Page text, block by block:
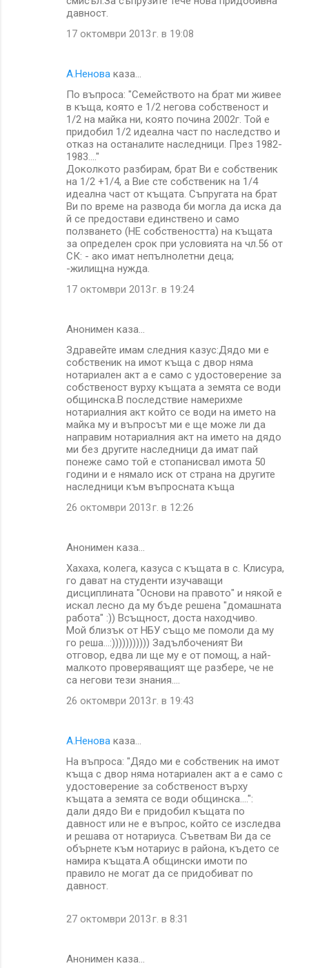
давност.
17 октомври 2013 г. в 19:08
А.Ненова каза…
По въпроса: "Семейството на брат ми живее
в къща, която е 1/2 негова собственост и
1/2 на майка ни, която почина 2002г. Той е
придобил 1/2 идеална част по наследство и
отказ на останалите наследници. През 1982-
1983...."
Доколкото разбирам, брат Ви е собственик
на 1/2 +1/4, а Вие сте собственик на 1/4
идеална част от къщата. Съпругата на брат
Ви по време на развода би могла да иска да
й се предостави единствено и само
ползването (НЕ собствеността) на къщата
за определен срок при условията на чл.56 от
СК: - ако имат непълнолетни деца;
-жилищна нужда.
17 октомври 2013 г. в 19:24
Анонимен каза…
Здравейте имам следния казус:Дядо ми е
собственик на имот къща с двор няма
нотариален акт а е само с удостоверение за
собственост вурху къщата а земята се води
общинска.В последствие намерихме
нотариалния акт който се води на името на
майка му и въпросът ми е ще може ли да
направим нотариалния акт на името на дядо
ми без другите наследници да имат пай
понеже само той е стопанисвал имота 50
години и е нямало иск от страна на другите
наследници към въпросната къща
26 октомври 2013 г. в 12:26
Анонимен каза…
Хахаха, колега, казуса с къщата в с. Клисура,
го дават на студенти изучаващи
дисциплината "Основи на правото" и някой е
искал лесно да му бъде решена "домашната
работа" :)) Всъщност, доста находчиво.
Мой близък от НБУ също ме помоли да му
го реша...:))))))))))) Задълбоченият Ви
отговор, едва ли ще му е от помощ, а най-
малкото проверяващият ще разбере, че не
са негови тези знания....
26 октомври 2013 г. в 19:43
А.Ненова каза…
На въпроса: "Дядо ми е собственик на имот
къща с двор няма нотариален акт а е само с
удостоверение за собственост върху
къщата а земята се води общинска....":
дали дядо Ви е придобил къщата по
давност или не е въпрос, който се изследва
и решава от нотариуса. Съветвам Ви да се
обърнете към нотариус в района, където се
намира къщата.А общински имоти по
правило не могат да се придобиват по
давност.
27 октомври 2013 г. в 8:31
Анонимен каза…